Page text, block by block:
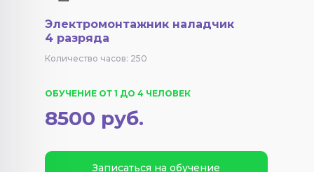
Электромонтажник наладчик
4 разряда
Количество часов: 250
Записаться на обучение
ОБУЧЕНИЕ ОТ 1 ДО 4 ЧЕЛОВЕК
8500 руб.